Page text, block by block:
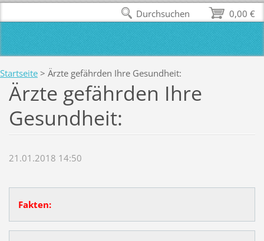
Startseite > Ärzte gefährden Ihre Gesundheit:
Ärzte gefährden Ihre
Gesundheit:
21.01.2018 14:50
Fakten:
0,00 €
Durchsuchen